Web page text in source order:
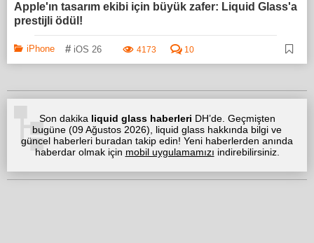
Apple'ın tasarım ekibi için büyük zafer: Liquid Glass'a
prestijli ödül!
iPhone # iOS 26 4173 10
Son dakika liquid glass haberleri DH’de. Geçmişten
bugüne (09 Ağustos 2026), liquid glass hakkında bilgi ve
güncel haberleri buradan takip edin! Yeni haberlerden anında
haberdar olmak için mobil uygulamamızı indirebilirsiniz.